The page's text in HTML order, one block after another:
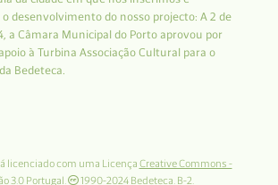
desenvolvimento do nosso projecto: A 2 de
a Câmara Municipal do Porto aprovou por
à Turbina Associação Cultural para o
Bedeteca.
licenciado com uma Licença Creative Commons -
3.0 Portugal. 1990-2024 Bedeteca. B-2.